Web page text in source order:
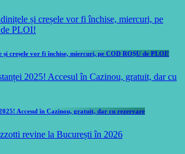
și creșele vor fi închise, miercuri, pe COD ROȘU de PLOI!
Accesul în Cazinou, gratuit, dar cu rezervare